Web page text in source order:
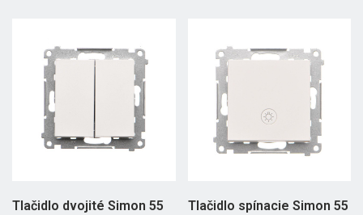
Tlačidlo dvojité Simon 55
Tlačidlo spínacie Simon 55